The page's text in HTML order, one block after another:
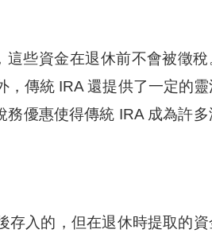
些資金在退休前不會被徵稅
，傳統 IRA 還提供了一定的靈
優惠使得傳統 IRA 成為許多
存入的，但在退休時提取的資